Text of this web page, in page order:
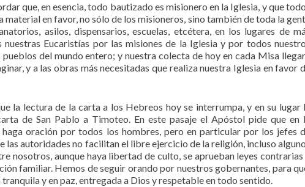
que, en esencia, todo bautizado es misionero en la Iglesia, y que
material en favor, no sólo de los misioneros, sino también de toda la
asilos, dispensarios, escuelas, etcétera, en los lugares de
Eucaristías por las misiones de la Iglesia y por todos
pueblos del mundo entero; y nuestra colecta de hoy en cada Misa
y a las obras más necesitadas que realiza nuestra Iglesia en favor
la lectura de la carta a los Hebreos hoy se interrumpa, y en su lugar
de San Pablo a Timoteo. En este pasaje el Apóstol pide que en
oración por todos los hombres, pero en particular por los jefes
las autoridades no facilitan el libre ejercicio de la religión, incluso
nosotros, aunque haya libertad de culto, se aprueban leyes contrarias
familiar. Hemos de seguir orando por nuestros gobernantes, para
y en paz, entregada a Dios y respetable en todo sentido.